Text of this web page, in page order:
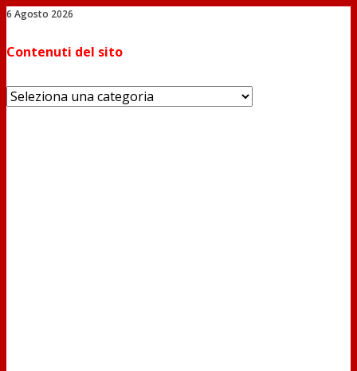
Salta
al
contenuto
6 Agosto 2026
Contenuti del sito
Contenuti